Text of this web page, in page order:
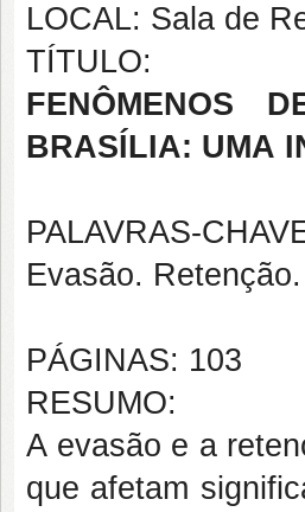
LOCAL: Sala de
TÍTULO:
FENÔMENOS
BRASÍLIA: UMA
PALAVRAS-
Evasão.
PÁGINAS: 103
RESUMO:
A evasão e a
que afetam